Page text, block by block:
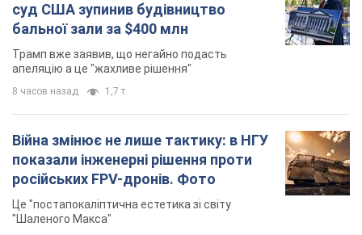
суд США зупинив будівництво
бальної зали за $400 млн
Трамп вже заявив, що негайно подасть
апеляцію а це "жахливе рішення"
8 часов назад 1,7 т.
Війна змінює не лише тактику: в НГУ
показали інженерні рішення проти
російських FPV-дронів. Фото
Це "постапокаліптична естетика зі світу
"Шаленого Макса"